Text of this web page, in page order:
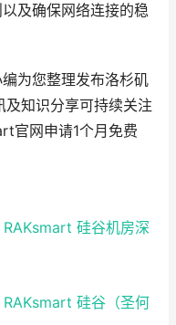
及确保网络连接的稳
编为您整理发布洛杉矶
及知识分享可持续关注
官网申请1个月免费
硅谷机房深
硅谷（圣何